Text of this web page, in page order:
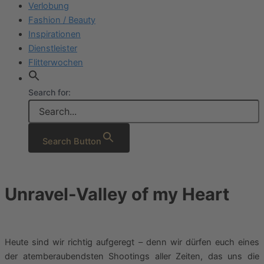
Verlobung
Fashion / Beauty
Inspirationen
Dienstleister
Flitterwochen
Search for:
Search Button
Unravel-Valley of my Heart
Heute sind wir richtig aufgeregt – denn wir dürfen euch eines
der atemberaubendsten Shootings aller Zeiten, das uns die